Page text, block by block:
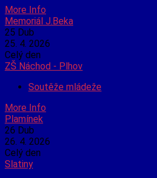
More Info
Memoriál J.Beka
25 Dub
25. 4. 2026
Celý den
ZŠ Náchod - Plhov
Soutěže mládeže
More Info
Plamínek
26 Dub
26. 4. 2026
Celý den
Slatiny